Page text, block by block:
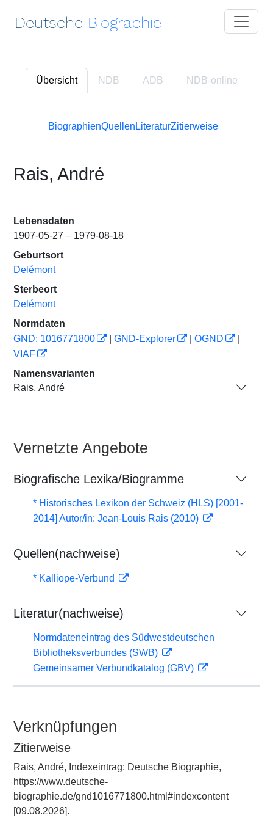
Deutsche Biographie
Übersicht NDB ADB NDB-online
BiographienQuellen LiteraturZitierweise
Rais, André
Lebensdaten
1907-05-27 – 1979-08-18
Geburtsort
Delémont
Sterbeort
Delémont
Normdaten
GND: 1016771800
GND-Explorer OGND
VIAF
Namensvarianten
Rais, André
Vernetzte Angebote
Biografische Lexika/Biogramme
* Historisches Lexikon der Schweiz (HLS) [2001-
2014] Autor/in: Jean-Louis Rais (2010)
Quellen(nachweise)
* Kalliope-Verbund
Literatur(nachweise)
Normdateneintrag des Südwestdeutschen
Bibliotheksverbundes (SWB)
Gemeinsamer Verbundkatalog (GBV)
Verknüpfungen
Zitierweise
Rais, André, Indexeintrag: Deutsche Biographie,
https://www.deutsche-
biographie.de/gnd1016771800.html#indexcontent
[09.08.2026].